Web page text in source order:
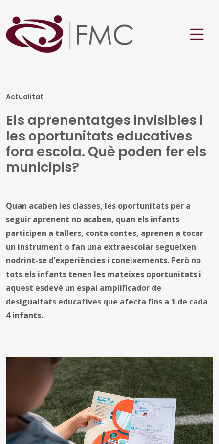
Actualitat
Els aprenentatges invisibles i
les oportunitats educatives
fora escola. Què poden fer els
municipis?
Quan acaben les classes, les oportunitats per a
seguir aprenent no acaben, quan els infants
participen a tallers, conta contes, aprenen a tocar
un instrument o fan una extraescolar segueixen
nodrint-se d’experiències i coneixements. Però no
tots els infants tenen les mateixes oportunitats i
aquest esdevé un espai amplificador de
desigualtats educatives que afecta fins a 1 de cada
4 infants.